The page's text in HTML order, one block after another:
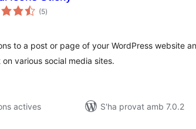
(5puntuacions
totals
)
to a post or page of your WordPress website
various social media sites.
actives
S'ha provat amb 7.0.2